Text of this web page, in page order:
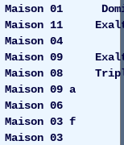
01
11
en
09
08
09 a
06
03 f
03